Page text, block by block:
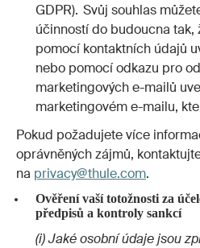
GDPR). Svůj souhlas
účinností do budoucna tak,
pomocí kontaktních údajů
nebo pomocí odkazu pro
marketingových e-mailů
marketingovém e-mailu,
Pokud požadujete více
oprávněných zájmů,
na privacy@thule.com.
Ověření vaší totožnosti za
předpisů a kontroly sankcí
(i) Jaké osobní údaje jsou